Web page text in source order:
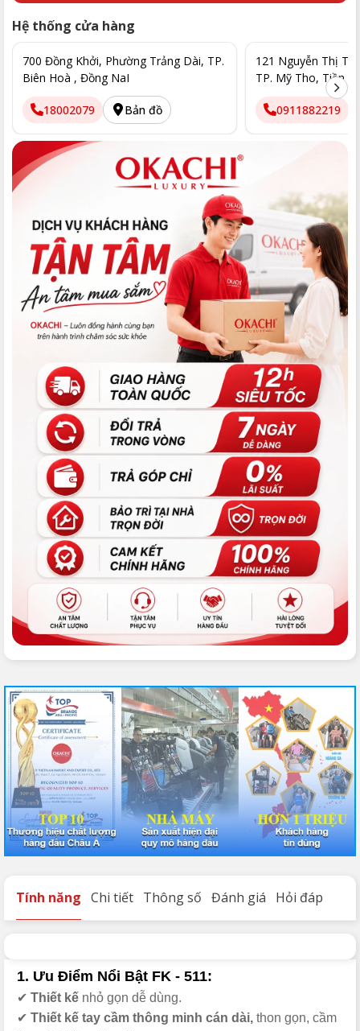
Hệ thống cửa hàng
700 Đồng Khởi, Phường Trảng Dài, TP.
Biên Hoà , Đồng NaI
18002079 Bản đồ
121 Nguyễn Thị
TP. Mỹ Tho, Tiền
0911882219
Tính năng Chi tiết Thông số Đánh giá Hỏi đáp
1. Ưu Điểm Nổi Bật FK - 511:
✔ Thiết kế nhỏ gọn dễ dùng.
✔ Thiết kế tay cầm thông minh cán dài, thon gọn, cầm